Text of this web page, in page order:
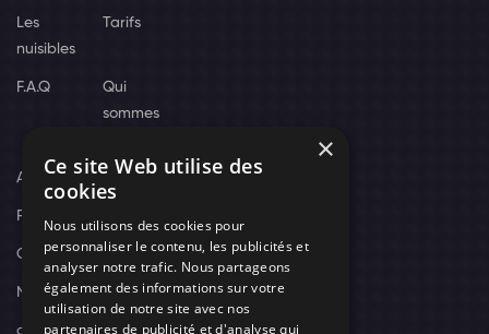
Les
nuisibles
Tarifs
F.A.Q
Qui
sommes
Actus
Recrutement
Contact
Nos techniciens
campagne-
×
Ce site Web utilise des
cookies
Nous utilisons des cookies pour
personnaliser le contenu, les publicités et
analyser notre trafic. Nous partageons
également des informations sur votre
utilisation de notre site avec nos
partenaires de publicité et d'analyse qui